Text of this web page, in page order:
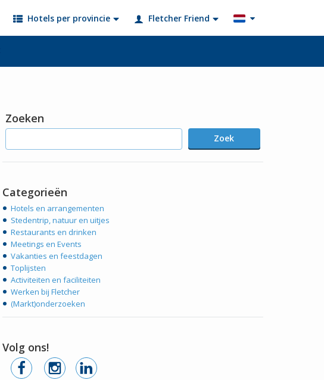
Hotels per provincie Fletcher Friend
Zoeken
Zoek
Categorieën
Hotels en arrangementen
Stedentrip, natuur en uitjes
Restaurants en drinken
Meetings en Events
Vakanties en feestdagen
Toplijsten
Activiteiten en faciliteiten
Werken bij Fletcher
(Markt)onderzoeken
Volg ons!